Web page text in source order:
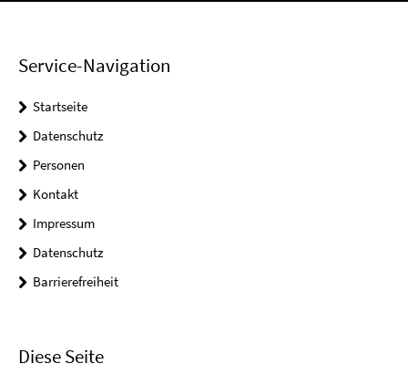
Service-Navigation
Startseite
Datenschutz
Personen
Kontakt
Impressum
Datenschutz
Barrierefreiheit
Diese Seite